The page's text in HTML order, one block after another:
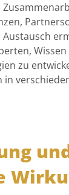
Wissen
zu